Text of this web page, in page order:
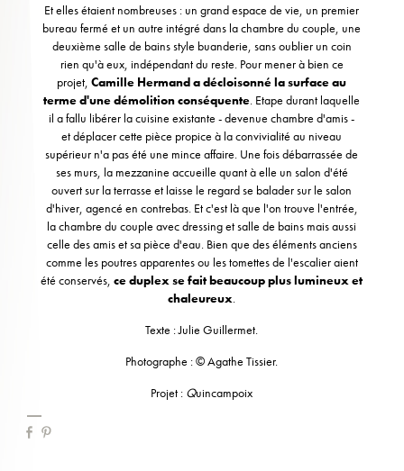
Et elles étaient nombreuses : un grand espace de vie, un premier
bureau fermé et un autre intégré dans la chambre du couple, une
deuxième salle de bains style buanderie, sans oublier un coin
rien qu'à eux, indépendant du reste. Pour mener à bien ce
projet,Camille Hermand a décloisonné la surface au
terme d'une démolition conséquente. Etape durant laquelle
il a fallu libérer la cuisine existante - devenue chambre d'amis -
et déplacer cette pièce propice à la convivialité au niveau
supérieur n'a pas été une mince affaire. Une fois débarrassée de
ses murs, la mezzanine accueille quant à elle un salon d'été
ouvert sur la terrasse et laisse le regard se balader sur le salon
d'hiver, agencé en contrebas. Et c'est là que l'on trouve l'entrée,
la chambre du couple avec dressing et salle de bains mais aussi
celle des amis et sa pièce d'eau. Bien que des éléments anciens
comme les poutres apparentes ou les tomettes de l'escalier aient
été conservés,ce duplex se fait beaucoup plus lumineux et
chaleureux.
Texte : Julie Guillermet.
Photographe : © Agathe Tissier.
Projet : Quincampoix